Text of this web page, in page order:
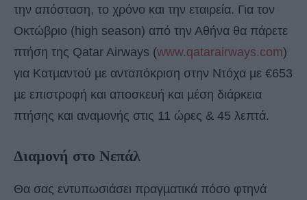
την απόσταση, το χρόνο και την εταιρεία. Για τον
Oκτώβριο (high season) από την Αθήνα θα πάρετε
πτήση της Qatar Airways (www.qatarairways.com)
για Κατµαντού µε ανταπόκριση στην Ντόχα µε €653
µε επιστροφή και αποσκευή και µέση διάρκεια
πτήσης και αναµονής στις 11 ώρες & 45 λεπτά.
Διαµονή στο Νεπάλ
Θα σας εντυπωσιάσει πραγµατικά πόσο φτηνά